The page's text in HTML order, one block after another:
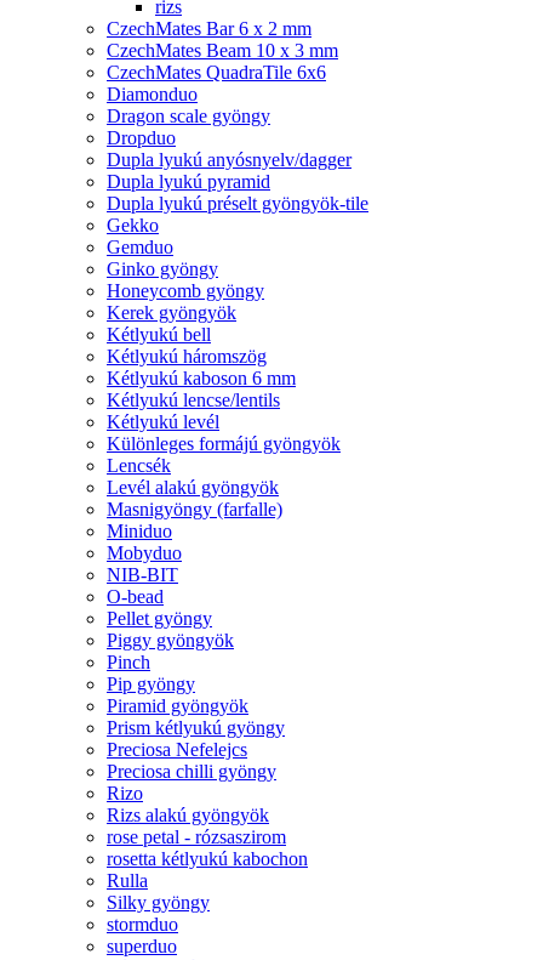
rizs
CzechMates Bar 6 x 2 mm
CzechMates Beam 10 x 3 mm
CzechMates QuadraTile 6x6
Diamonduo
Dragon scale gyöngy
Dropduo
Dupla lyukú anyósnyelv/dagger
Dupla lyukú pyramid
Dupla lyukú préselt gyöngyök-tile
Gekko
Gemduo
Ginko gyöngy
Honeycomb gyöngy
Kerek gyöngyök
Kétlyukú bell
Kétlyukú háromszög
Kétlyukú kaboson 6 mm
Kétlyukú lencse/lentils
Kétlyukú levél
Különleges formájú gyöngyök
Lencsék
Levél alakú gyöngyök
Masnigyöngy (farfalle)
Miniduo
Mobyduo
NIB-BIT
O-bead
Pellet gyöngy
Piggy gyöngyök
Pinch
Pip gyöngy
Piramid gyöngyök
Prism kétlyukú gyöngy
Preciosa Nefelejcs
Preciosa chilli gyöngy
Rizo
Rizs alakú gyöngyök
rose petal - rózsaszirom
rosetta kétlyukú kabochon
Rulla
Silky gyöngy
stormduo
superduo